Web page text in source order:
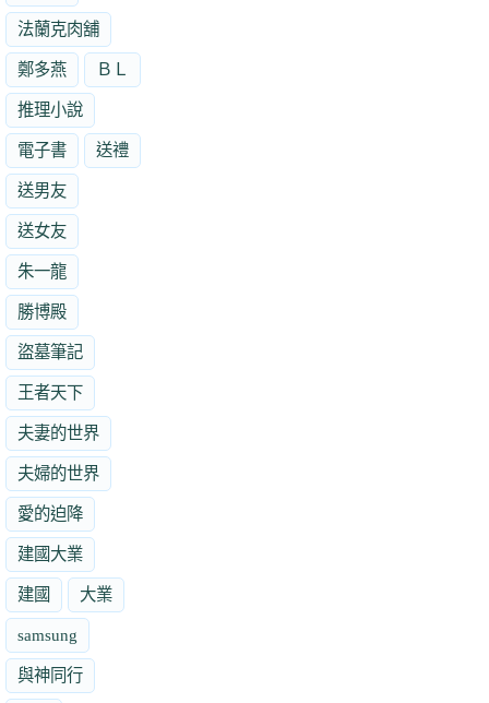
法蘭克肉舖
鄭多燕 ＢＬ
推理小說
電子書 送禮
送男友
送女友
朱一龍
勝博殿
盜墓筆記
王者天下
夫妻的世界
夫婦的世界
愛的迫降
建國大業
建國 大業
samsung
與神同行